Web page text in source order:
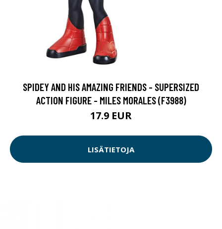
SPIDEY AND HIS AMAZING FRIENDS - SUPERSIZED
ACTION FIGURE - MILES MORALES (F3988)
17.9 EUR
LISÄTIETOJA